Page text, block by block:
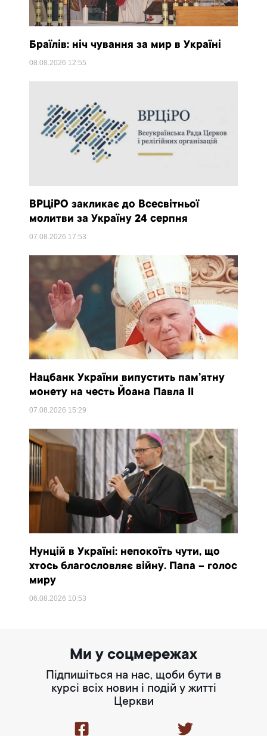
Браїлів: ніч чування за мир в Україні
08.08.2026 12:55
ВРЦіРО закликає до Всесвітньої
молитви за Україну 24 серпня
07.08.2026 17:53
Нацбанк України випустить пам’ятну
монету на честь Йоана Павла II
07.08.2026 15:29
Нунцій в Україні: непокоїть чути, що
хтось благословляє війну. Папа – голос
миру
06.08.2026 10:53
Ми у соцмережах
Підпишіться на нас, щоби бути в
курсі всіх новин і подій у житті
Церкви